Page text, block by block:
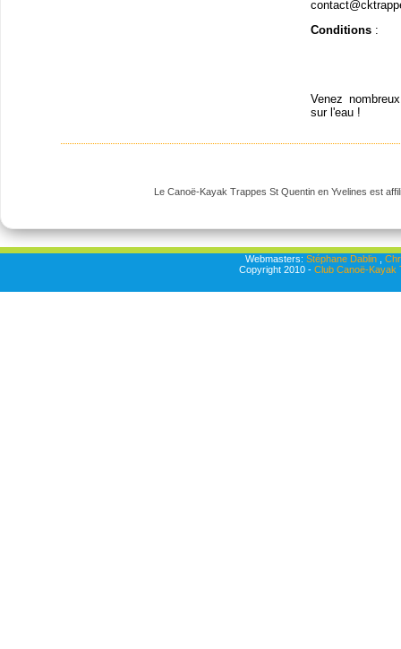
Conditions :
Venez
sur l'eau !
Le Canoë-Kayak Trappes St Quentin en Yvelines est
Webmasters: Stéphane Dablin,
Copyright 2010 - Club Canoë-Kayak